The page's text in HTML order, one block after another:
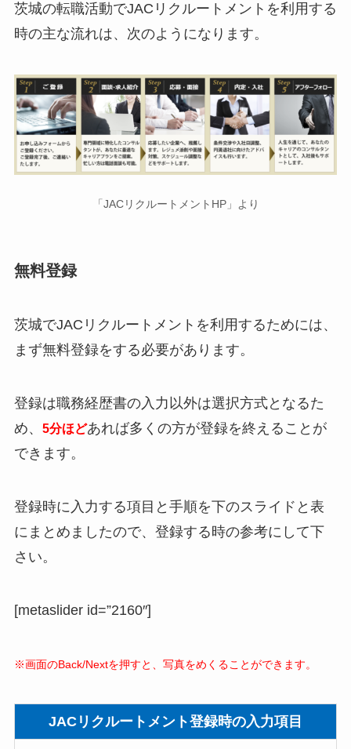
茨城の転職活動でJACリクルートメントを利用する
時の主な流れは、次のようになります。
「JACリクルートメントHP」より
無料登録
茨城でJACリクルートメントを利用するためには、
まず無料登録をする必要があります。
登録は職務経歴書の入力以外は選択方式となるた
め、 5分ほどあれば多くの方が登録を終えることが
できます。
登録時に入力する項目と手順を下のスライドと表
にまとめましたので、登録する時の参考にして下
さい。
[metaslider id=”2160″]
※画面のBack/Nextを押すと、写真をめくることができます。
JACリクルートメント登録時の入力項目